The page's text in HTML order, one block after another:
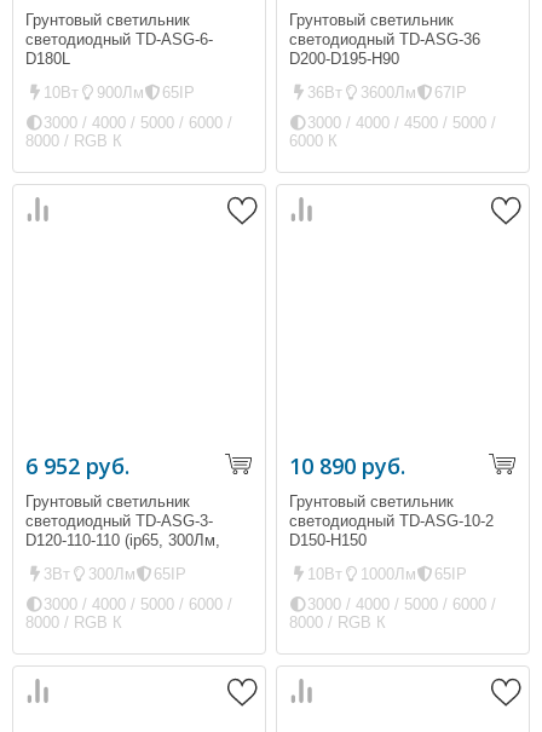
Грунтовый светильник
светодиодный TD-ASG-6-
D180L
10Вт
900Лм
65IP
3000 / 4000 / 5000 / 6000 /
8000 / RGB К
Грунтовый светильник
светодиодный TD-ASG-36
D200-D195-H90
36Вт
3600Лм
67IP
3000 / 4000 / 4500 / 5000 /
6000 К
6 952 руб.
Грунтовый светильник
светодиодный TD-ASG-3-
D120-110-110 (ip65, 300Лм,
3Вт
300Лм
65IP
3000 / 4000 / 5000 / 6000 /
8000 / RGB К
10 890 руб.
Грунтовый светильник
светодиодный TD-ASG-10-2
D150-H150
10Вт
1000Лм
65IP
3000 / 4000 / 5000 / 6000 /
8000 / RGB К